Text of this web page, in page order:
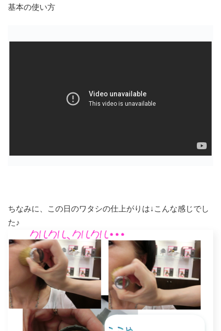
基本の使い方
ちなみに、この日のワタシの仕上がりは↓こんな感じでし
た♪